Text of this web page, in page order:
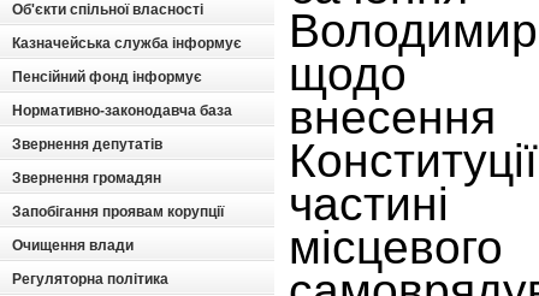
Об'єкти спільної власності
Казначейська служба інформує
Пенсійний фонд інформує
Нормативно-законодавча база
Звернення депутатів
Звернення громадян
Запобігання проявам корупції
Очищення влади
Регуляторна політика
щодо
місцевого